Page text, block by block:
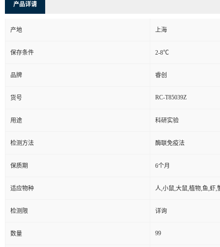
产品详请
产地 上海
保存条件 2-8℃
品牌 睿创
货号 RC-T85039Z
用途 科研实验
检测方法 酶联免疫法
保质期 6个月
适应物种 人,小鼠,大鼠,植物,鱼,虾,
检测限 详询
数量 99